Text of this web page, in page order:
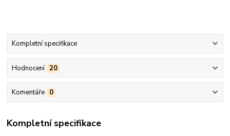
Kompletní specifikace
Hodnocení 20
Komentáře 0
Kompletní specifikace